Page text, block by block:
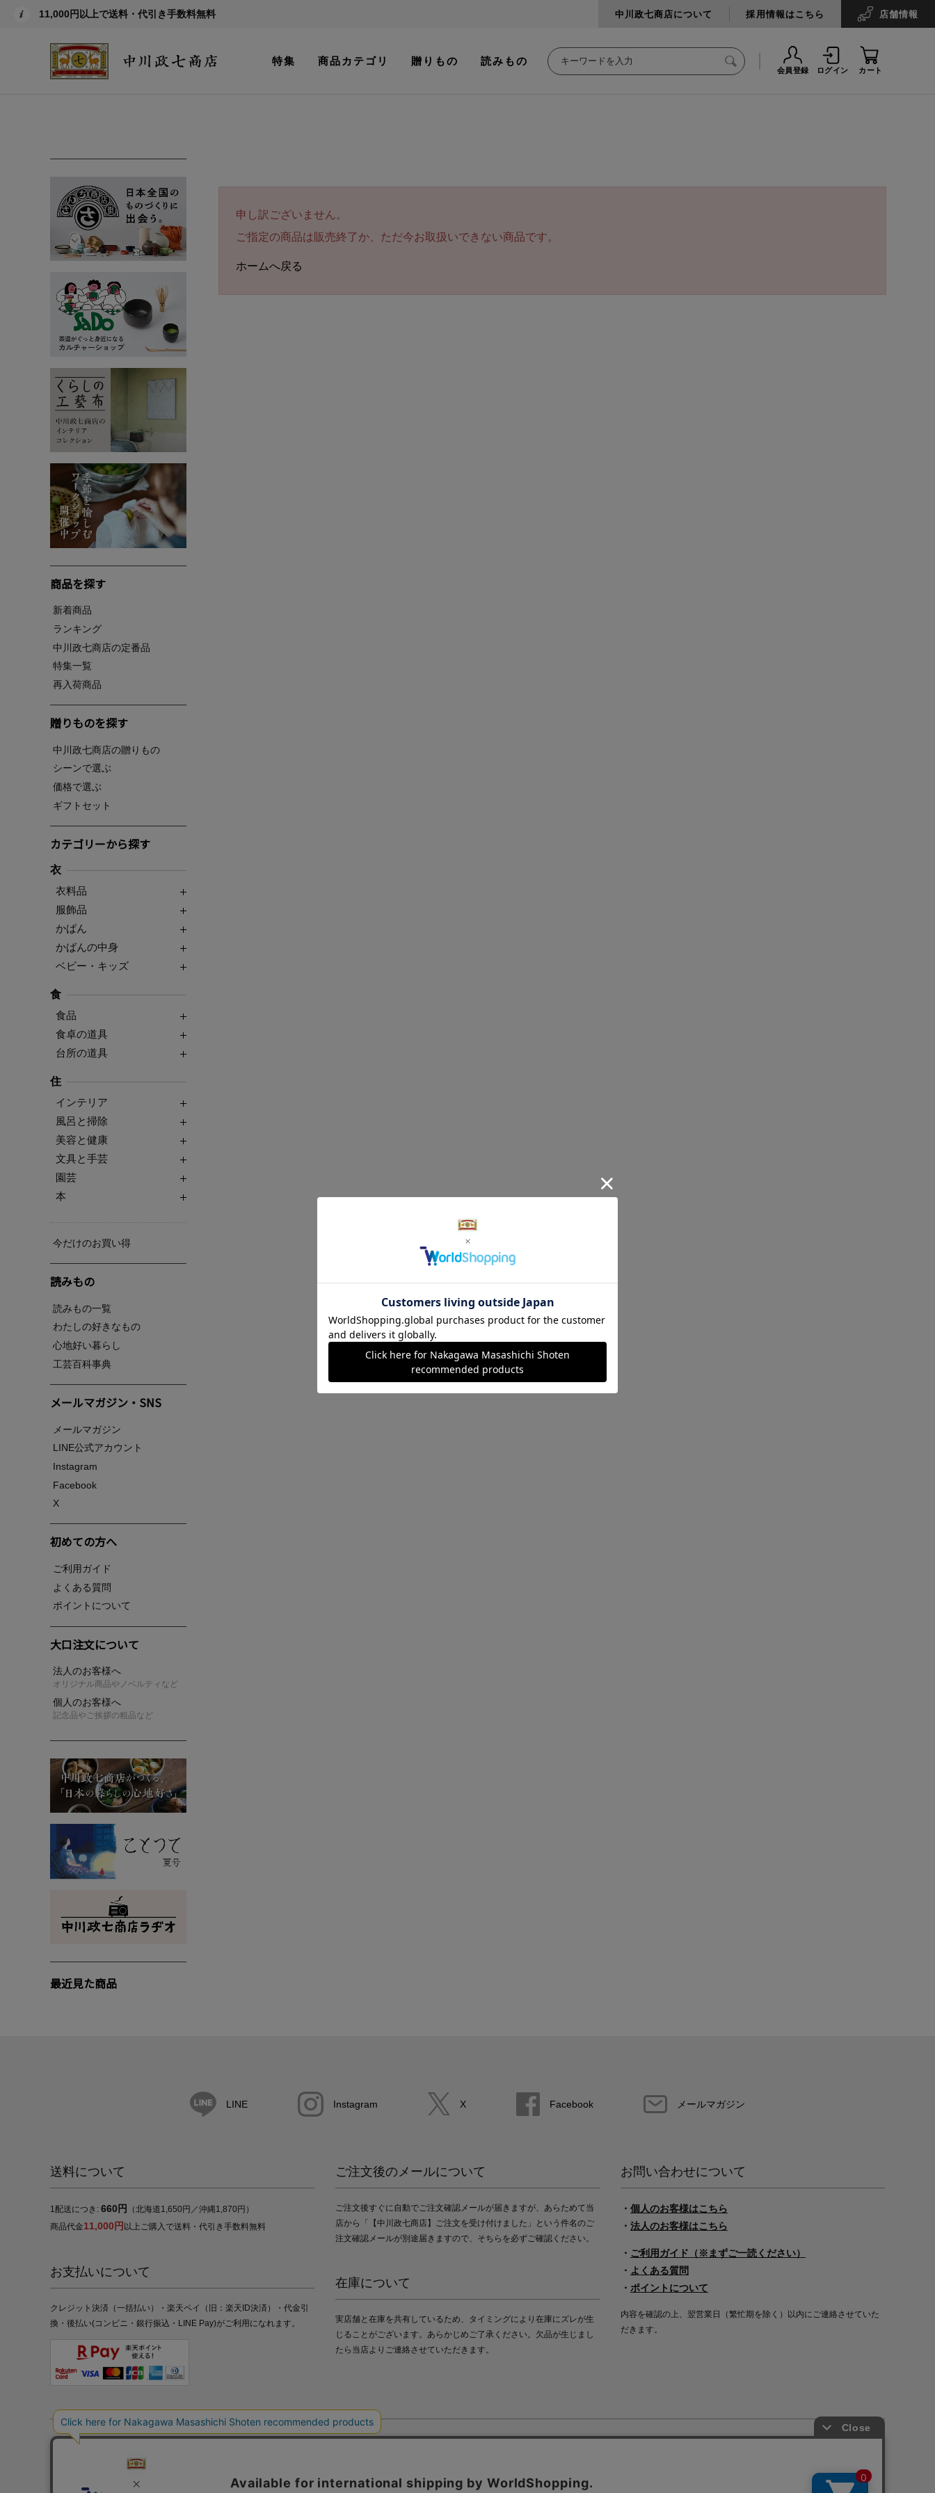
11,000円以上で送料・代引き手数料無料 中川政七商店について 採用情報はこちら 店舗情報
特集 商品カテゴリ 贈りもの 読みもの
会員登録 ログイン カート
商品を探す
新着商品
ランキング
中川政七商店の定番品
特集一覧
再入荷商品
贈りものを探す
中川政七商店の贈りもの
シーンで選ぶ
価格で選ぶ
ギフトセット
カテゴリーから探す
衣
衣料品
服飾品
かばん
かばんの中身
ベビー・キッズ
食
食品
食卓の道具
台所の道具
住
インテリア
風呂と掃除
美容と健康
文具と手芸
園芸
本
今だけのお買い得
読みもの
読みもの一覧
わたしの好きなもの
心地好い暮らし
工芸百科事典
メールマガジン・SNS
メールマガジン
LINE公式アカウント
Instagram
Facebook
X
初めての方へ
ご利用ガイド
よくある質問
ポイントについて
大口注文について
法人のお客様へ
オリジナル商品やノベルティなど
個人のお客様へ
記念品やご挨拶の粗品など
最近見た商品
申し訳ございません。
ご指定の商品は販売終了か、ただ今お取扱いできない商品です。
ホームへ戻る
LINE Instagram X Facebook メールマガジン
送料について
1配送につき: 660円
（北海道1,650円／沖縄1,870円）
商品代金11,000円 以上ご購入で送料・代引き手数料無料
お支払いについて
クレジット決済（一括払い）・楽天ペイ（旧：楽天ID決済）・代金引
換・後払い(コンビニ・銀行振込・LINE Pay)がご利用になれます。
ご注文後のメールについて
ご注文後すぐに自動でご注文確認メールが届きますが、あらためて当
店から「【中川政七商店】ご注文を受け付けました」という件名のご
注文確認メールが別途届きますので、そちらを必ずご確認ください。
在庫について
実店舗と在庫を共有しているため、タイミングにより在庫にズレが生
じることがございます。あらかじめご了承ください。欠品が生じまし
たら当店よりご連絡させていただきます。
お問い合わせについて
・ 個人のお客様はこちら
・ 法人のお客様はこちら
・ ご利用ガイド（※まずご一読ください）
・ よくある質問
・ ポイントについて
内容を確認の上、翌営業日（繁忙期を除く）以内にご連絡させていた
だきます。
プライバシーポリシー